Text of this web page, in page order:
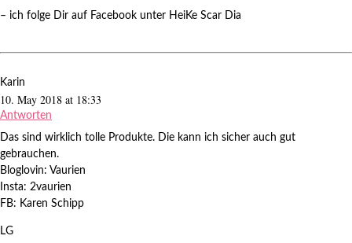
– ich folge Dir auf Facebook unter HeiKe Scar Dia
Karin
10. May 2018 at 18:33
Antworten
Das sind wirklich tolle Produkte. Die kann ich sicher auch gut
gebrauchen.
Bloglovin: Vaurien
Insta: 2vaurien
FB: Karen Schipp
LG